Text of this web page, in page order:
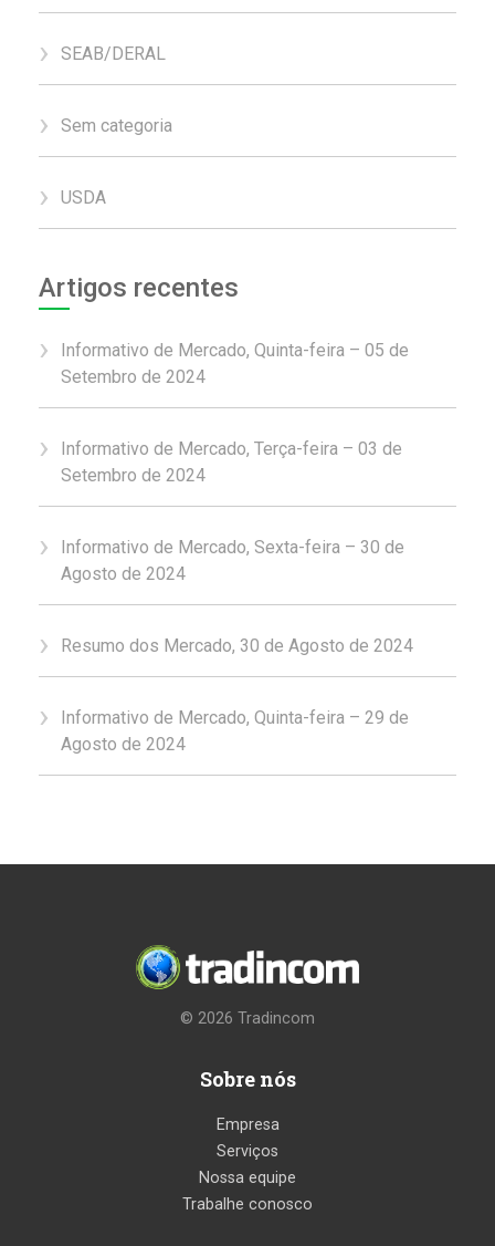
SEAB/DERAL
Sem categoria
USDA
Artigos recentes
Informativo de Mercado, Quinta-feira – 05 de
Setembro de 2024
Informativo de Mercado, Terça-feira – 03 de
Setembro de 2024
Informativo de Mercado, Sexta-feira – 30 de
Agosto de 2024
Resumo dos Mercado, 30 de Agosto de 2024
Informativo de Mercado, Quinta-feira – 29 de
Agosto de 2024
© 2026 Tradincom
Sobre nós
Empresa
Serviços
Nossa equipe
Trabalhe conosco